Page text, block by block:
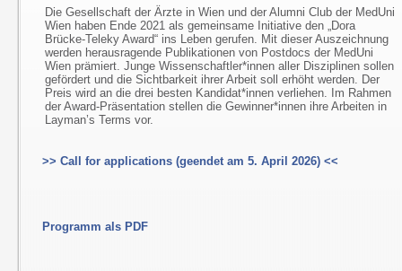
Die Gesellschaft der Ärzte in Wien und der Alumni Club der MedUni
Wien haben Ende 2021 als gemeinsame Initiative den „Dora
Brücke-Teleky Award“ ins Leben gerufen. Mit dieser Auszeichnung
werden herausragende Publikationen von Postdocs der MedUni
Wien prämiert. Junge Wissenschaftler*innen aller Disziplinen sollen
gefördert und die Sichtbarkeit ihrer Arbeit soll erhöht werden. Der
Preis wird an die drei besten Kandidat*innen verliehen. Im Rahmen
der Award-Präsentation stellen die Gewinner*innen ihre Arbeiten in
Layman’s Terms vor.
>> Call for applications (geendet am 5. April 2026) <<
Programm als PDF